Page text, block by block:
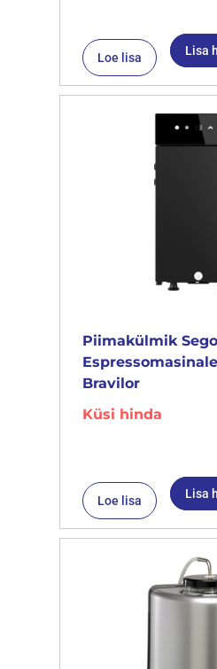
Loe lisa Lisa
Piimakülmik Sego
Bravilor
Küsi hinda
Loe lisa Lisa